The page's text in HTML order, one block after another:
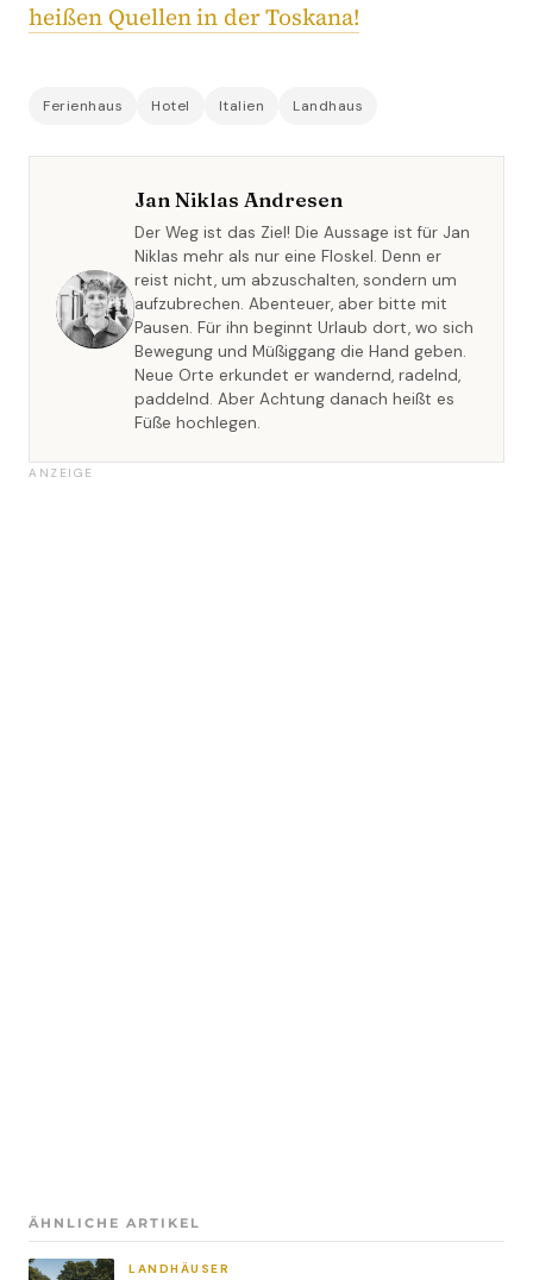
heißen Quellen in der Toskana!
Ferienhaus Hotel Italien Landhaus
Jan Niklas Andresen
Der Weg ist das Ziel! Die Aussage ist für Jan
Niklas mehr als nur eine Floskel. Denn er
reist nicht, um abzuschalten, sondern um
aufzubrechen. Abenteuer, aber bitte mit
Pausen. Für ihn beginnt Urlaub dort, wo sich
Bewegung und Müßiggang die Hand geben.
Neue Orte erkundet er wandernd, radelnd,
paddelnd. Aber Achtung danach heißt es
Füße hochlegen.
ANZEIGE
ÄHNLICHE ARTIKEL
LANDHÄUSER